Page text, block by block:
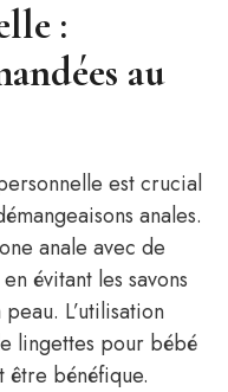
:
au
est crucial
anales.
anale avec de
évitant les savons
L’utilisation
lingettes pour bébé
être bénéfique.